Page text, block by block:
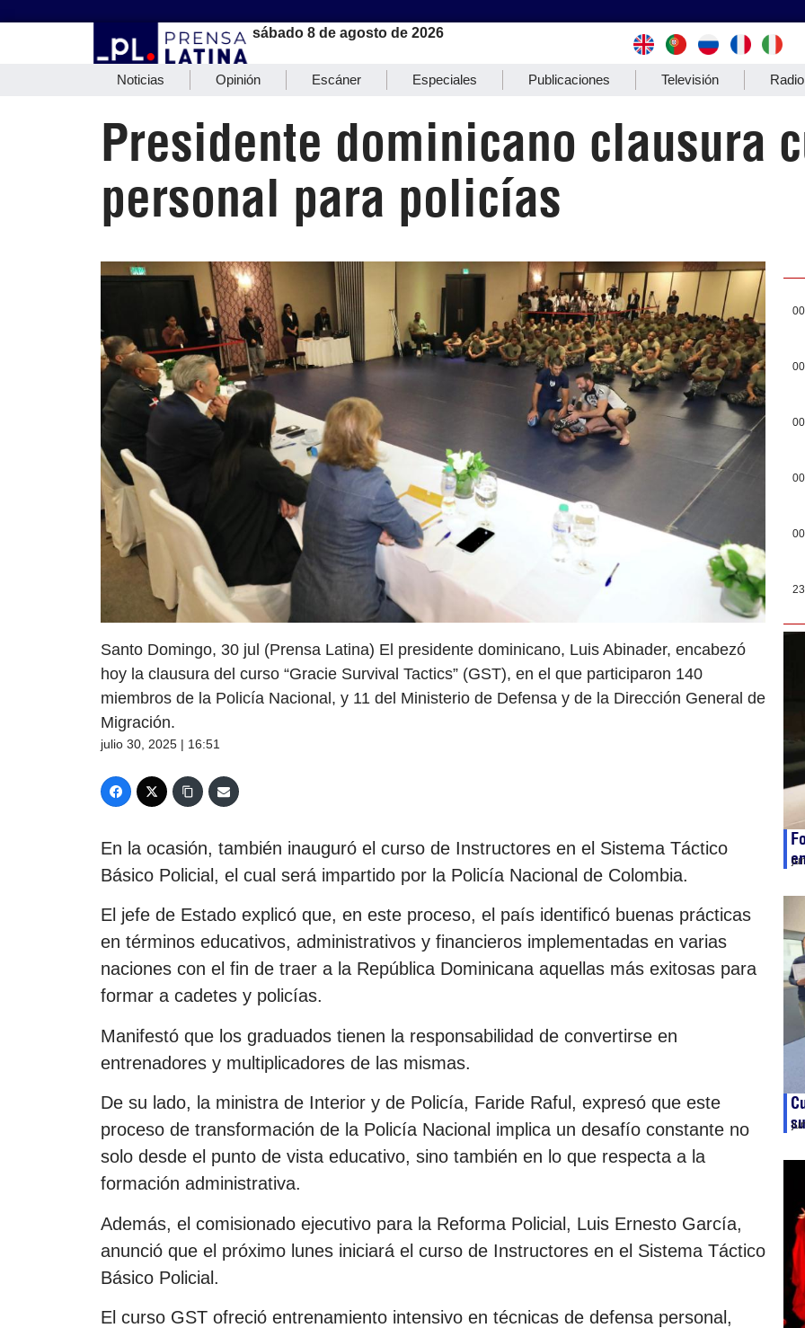
sábado 8 de agosto de 2026
Noticias Opinión Escáner Especiales Publicaciones Televisión Radio
Presidente dominicano clausura
personal para policías
Santo Domingo, 30 jul (Prensa Latina) El presidente dominicano, Luis Abinader, encabezó
hoy la clausura del curso “Gracie Survival Tactics” (GST), en el que participaron 140
miembros de la Policía Nacional, y 11 del Ministerio de Defensa y de la Dirección General de
Migración.
julio 30, 2025 | 16:51
En la ocasión, también inauguró el curso de Instructores en el Sistema Táctico
Básico Policial, el cual será impartido por la Policía Nacional de Colombia.
El jefe de Estado explicó que, en este proceso, el país identificó buenas prácticas
en términos educativos, administrativos y financieros implementadas en varias
naciones con el fin de traer a la República Dominicana aquellas más exitosas para
formar a cadetes y policías.
Manifestó que los graduados tienen la responsabilidad de convertirse en
entrenadores y multiplicadores de las mismas.
De su lado, la ministra de Interior y de Policía, Faride Raful, expresó que este
proceso de transformación de la Policía Nacional implica un desafío constante no
solo desde el punto de vista educativo, sino también en lo que respecta a la
formación administrativa.
Además, el comisionado ejecutivo para la Reforma Policial, Luis Ernesto García,
anunció que el próximo lunes iniciará el curso de Instructores en el Sistema Táctico
Básico Policial.
El curso GST ofreció entrenamiento intensivo en técnicas de defensa personal,